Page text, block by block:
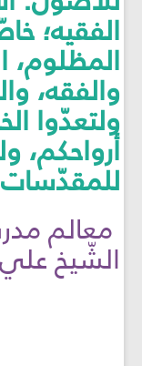
الفقيه؛
المظلوم،
والفقه،
ولتعدّوا
أرواحكم،
معالم
الشّيخ علي